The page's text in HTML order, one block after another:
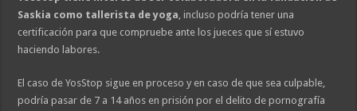
Saskia como tallerista de yoga, incluso podría tener una
certificación para que compruebe ante los jueces que sí estuvo
haciendo labores.
El caso de YosStop sigue en proceso y en caso de que sea culpable,
podría pasar de 7 a 14 años en prisión por el delito de pornografía